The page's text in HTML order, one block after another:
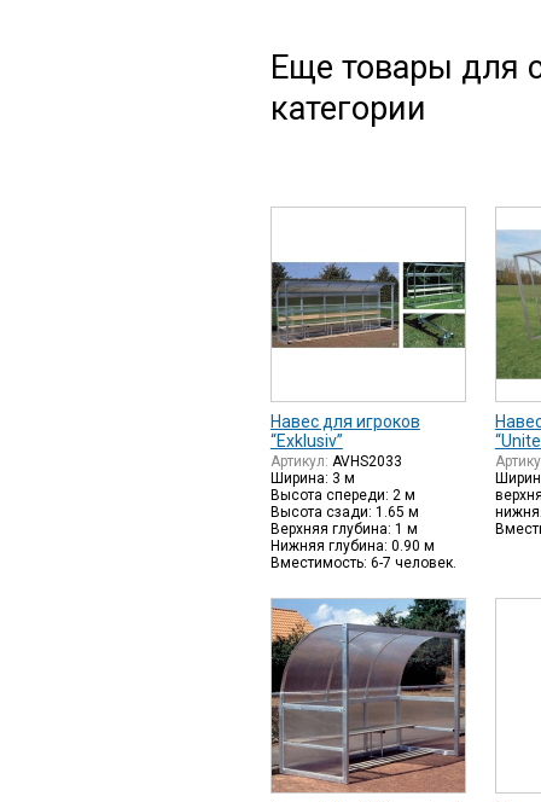
Еще товары для
категории
Навес для игроков
“Exklusiv”
Артикул: AVHS2033
Ширина: 3 м
Высота спереди: 2 м
Высота сзади: 1.65 м
Верхняя глубина: 1 м
Нижняя глубина: 0.90 м
Вместимость: 6-7 человек.